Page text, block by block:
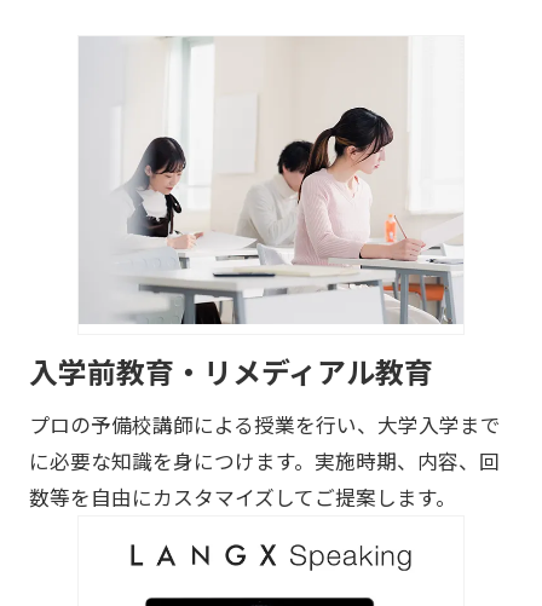
入学前教育・リメディアル教育
プロの予備校講師による授業を行い、大学入学まで
に必要な知識を身につけます。実施時期、内容、回
数等を自由にカスタマイズしてご提案します。